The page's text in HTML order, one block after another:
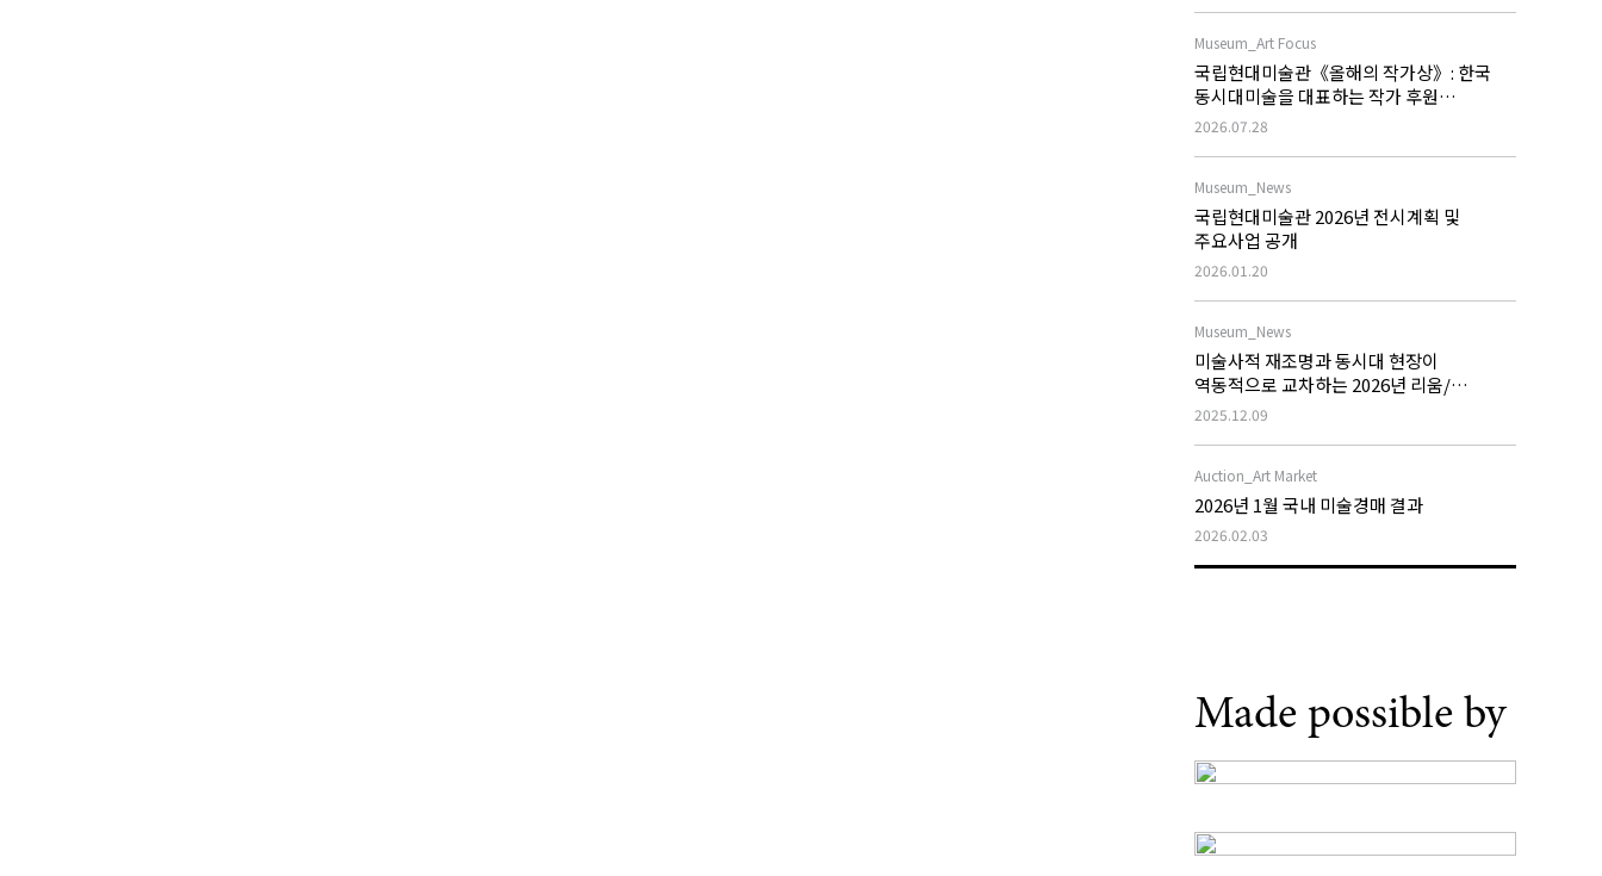
Museum_Art Focus
국립현대미술관《올해의 작가상》: 한국
동시대미술을 대표하는 작가 후원
프로그램의 역할과 과제
2026.07.28
Museum_News
국립현대미술관 2026년 전시계획 및
주요사업 공개
2026.01.20
Museum_News
미술사적 재조명과 동시대 현장이
역동적으로 교차하는 2026년 리움/
호암미술관 전시계획
2025.12.09
Auction_Art Market
2026년 1월 국내 미술경매 결과
2026.02.03
Made possible by